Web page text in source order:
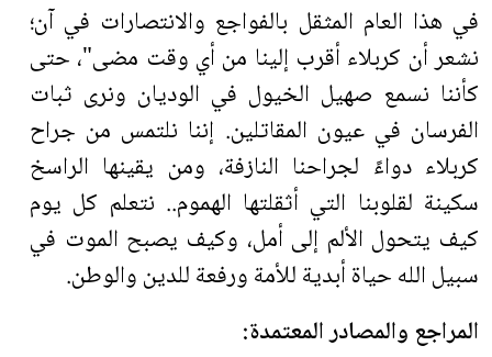
في هذا العام المثقل بالفواجع والانتصارات في آن؛
نشعر أن كربلاء أقرب إلينا من أي وقت مضى"، حتى
كأننا نسمع صهيل الخيول في الوديان ونرى ثبات
الفرسان في عيون المقاتلين. إننا نلتمس من جراح
كربلاء دواءً لجراحنا النازفة، ومن يقينها الراسخ
سكينة لقلوبنا التي أثقلتها الهموم.. نتعلم كل يوم
كيف يتحول الألم إلى أمل، وكيف يصبح الموت في
سبيل الله حياة أبدية للأمة ورفعة للدين والوطن.
المراجع والمصادر المعتمدة: